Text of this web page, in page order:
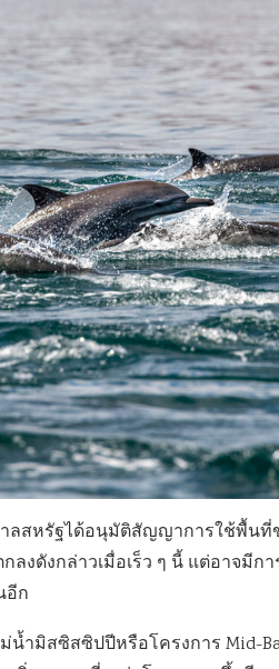
ลสหรัฐได้อนุมัติสัญญาการใช้พื้นที่
ลงดังกล่าวเมื่อเร็ว ๆ นี้ แต่อาจมี
อีก
ำมิสซิสซิปปีหรือโครงการ Mid-